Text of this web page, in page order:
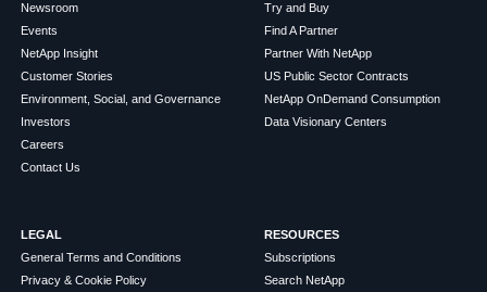
Newsroom
Events
NetApp Insight
Customer Stories
Environment, Social, and Governance
Investors
Careers
Contact Us
Try and Buy
Find A Partner
Partner With NetApp
US Public Sector Contracts
NetApp OnDemand Consumption
Data Visionary Centers
LEGAL
General Terms and Conditions
Privacy & Cookie Policy
RESOURCES
Subscriptions
Search NetApp